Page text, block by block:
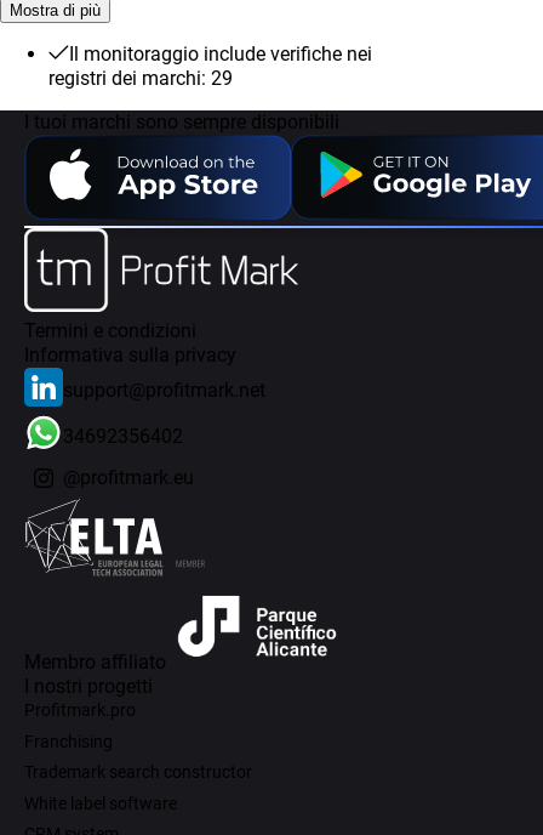
Mostra di più
Il monitoraggio include verifiche nei
registri dei marchi: 29
I tuoi marchi sono sempre disponibili
Termini e condizioni
Informativa sulla privacy
support@profitmark.net
34692356402
@profitmark.eu
Membro affiliato
I nostri progetti
Profitmark.pro
Franchising
Trademark search constructor
White label software